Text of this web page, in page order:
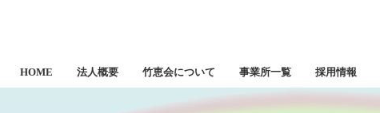
HOME 法人概要 竹恵会について 事業所一覧 採用情報